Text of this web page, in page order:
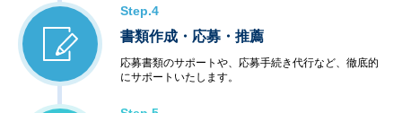
Step.4
書類作成・応募・推薦
応募書類のサポートや、応募手続き代行など、徹底的
にサポートいたします。